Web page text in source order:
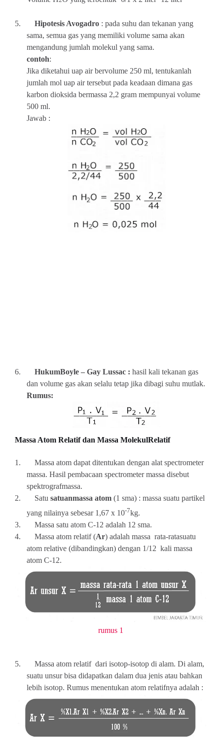
5. Hipotesis Avogadro : pada suhu dan tekanan yang
sama, semua gas yang memiliki volume sama akan
mengandung jumlah molekul yang sama.
contoh:
Jika diketahui uap air bervolume 250 ml, tentukanlah
jumlah mol uap air tersebut pada keadaan dimana gas
karbon dioksida bermassa 2,2 gram mempunyai volume
500 ml.
Jawab :
6. HukumBoyle – Gay Lussac : hasil kali tekanan gas
dan volume gas akan selalu tetap jika dibagi suhu mutlak.
Rumus:
Massa Atom Relatif dan Massa MolekulRelatif
1.
Massa atom dapat ditentukan dengan alat spectrometer
massa. Hasil pembacaan spectrometer massa disebut
spektrografmassa.
2.
Satu satuanmassa atom (1 sma) : massa suatu partikel
yang nilainya sebesar 1,67 x 10-7kg.
3.
Massa satu atom C-12 adalah 12 sma.
4.
Massa atom relatif (Ar) adalah massa rata-ratasuatu
atom relative (dibandingkan) dengan 1/12 kali massa
atom C-12.
rumus 1
5.
Massa atom relatif dari isotop-isotop di alam. Di alam,
suatu unsur bisa didapatkan dalam dua jenis atau bahkan
lebih isotop. Rumus menentukan atom relatifnya adalah :